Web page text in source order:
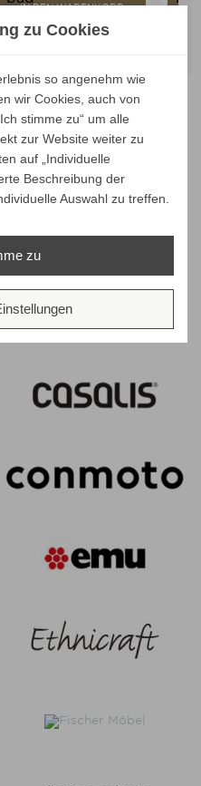
IN DEN WARENKORB
ALLE VARIANTEN ZEIGEN
zu Cookies
so angenehm wie
wir Cookies, auch von
stimme zu“ um alle
zur Website weiter zu
auf „Individuelle
Beschreibung der
Auswahl zu treffen.
zu